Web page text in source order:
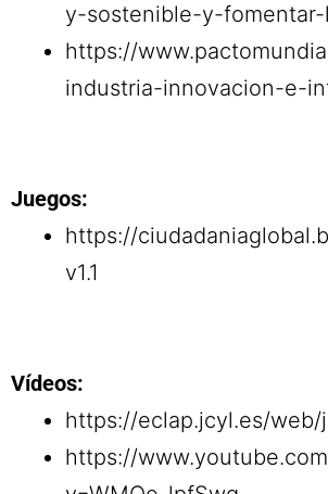
y-sostenible-y-
https://
industria-innovacion-e-
Juegos:
https://
v1.1
Vídeos:
https://eclap.jcyl.es/web/
https://